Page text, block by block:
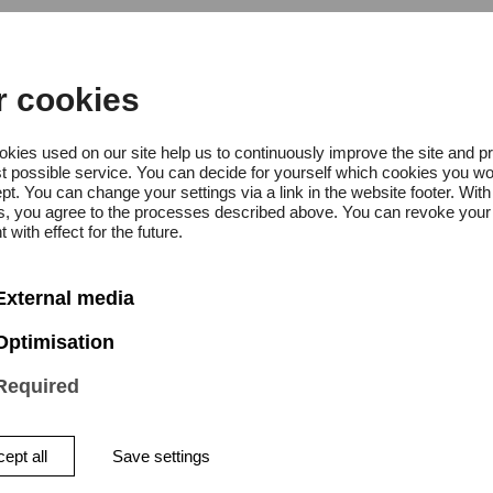
cookies
used on our site help us to continuously improve the site and
possible service. You can decide for yourself which cookies you
You can change your settings via a link in the website footer.
you agree to the processes described above. You can revoke your
with effect for the future.
media
all Save settings
ehrt mit dem Preis
um sie zu fördern und ihr Werk
aufzuschließen. Im
bei der auch die
Werk beleuchtet
Künstlergespräch statt.
des 26. Kunstförderpreises
„Silberner Schlüssel“
2015, um 11 Uhr
Logenhaus, Kurfürstenallee 15